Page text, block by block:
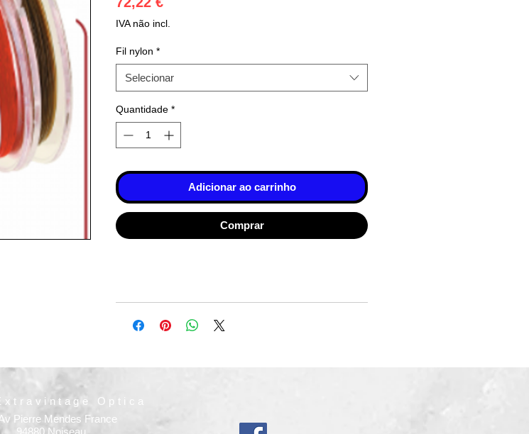
IVA não incl.
Fil nylon *
Selecionar
Quantidade *
Adicionar ao carrinho
Comprar
Optica
Pierre Mendes France
94880 Noiseau